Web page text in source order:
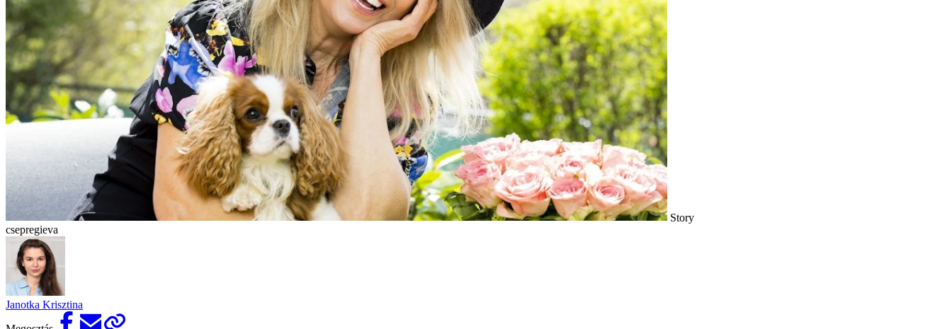
Story
csepregieva
Janotka Krisztina